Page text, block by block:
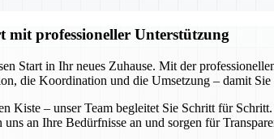
mit professioneller Unterstützung
Start in Ihr neues Zuhause. Mit der
die Koordination und die Umsetzung – damit
Kiste – unser Team begleitet Sie Schritt für
an Ihre Bedürfnisse an und sorgen für